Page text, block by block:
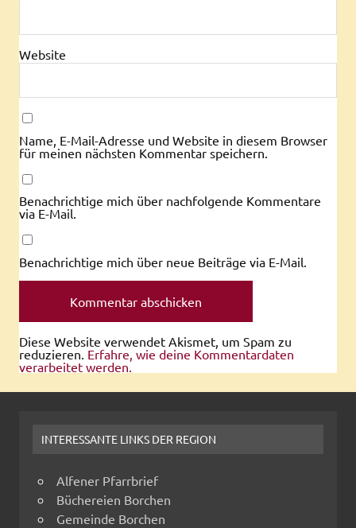
Website
Name, E-Mail-Adresse und Website in diesem Browser
für meinen nächsten Kommentar speichern.
Benachrichtige mich über nachfolgende Kommentare
via E-Mail.
Benachrichtige mich über neue Beiträge via E-Mail.
Diese Website verwendet Akismet, um Spam zu
reduzieren. Erfahre, wie deine Kommentardaten
verarbeitet werden.
INTERESSANTE LINKS DER REGION
Alfener Pfarrbrief
Büchereien Borchen
Gemeinde Borchen